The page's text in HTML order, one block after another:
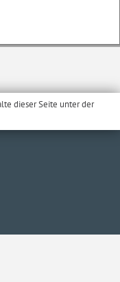
dieser Seite unter der